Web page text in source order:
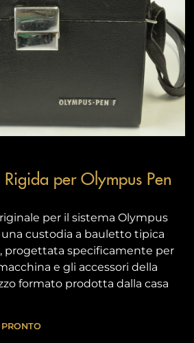
per Olympus Pen
per il sistema Olympus
una custodia a bauletto tipica
progettata specificamente per
e gli accessori della
formato prodotta dalla casa